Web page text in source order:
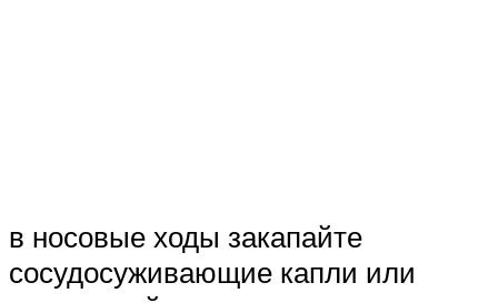
в носовые ходы закапайте
сосудосуживающие капли или